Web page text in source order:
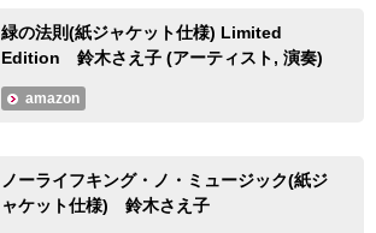
緑の法則(紙ジャケット仕様) Limited
Edition 鈴木さえ子 (アーティスト, 演奏)
amazon
ノーライフキング・ノ・ミュージック(紙ジ
ャケット仕様) 鈴木さえ子